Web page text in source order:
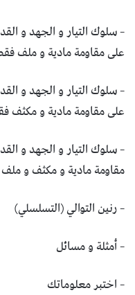
– سلوك التيار و الجهد و
على مقاومة مادية و ملف
– سلوك التيار و الجهد و
على مقاومة مادية و مكثف
– سلوك التيار و الجهد و
مقاومة مادية و مكثف و ملف
– رنين التوالي (التسلسلي)
– أمثلة و مسائل
– اختبر معلوماتك